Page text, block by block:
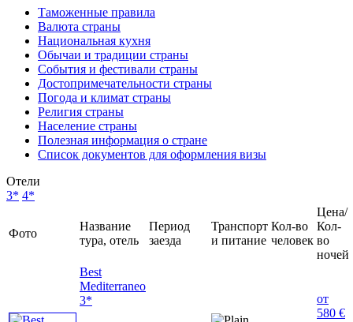
Таможенные правила
Валюта страны
Национальная кухня
Обычаи и традиции страны
События и фестивали страны
Достопримечательности страны
Погода и климат страны
Религия страны
Население страны
Полезная информация о стране
Список документов для оформления визы
Отели
3* 4*
Фото
Название
тура, отель
Период
заезда
Транспорт
и питание
Кол-во
человек
Цена/
Кол-
во
ночей
Best
Mediterraneo
3*
от
580 €